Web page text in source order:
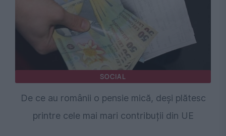
SOCIAL
De ce au românii o pensie mică, deși plătesc
printre cele mai mari contribuții din UE